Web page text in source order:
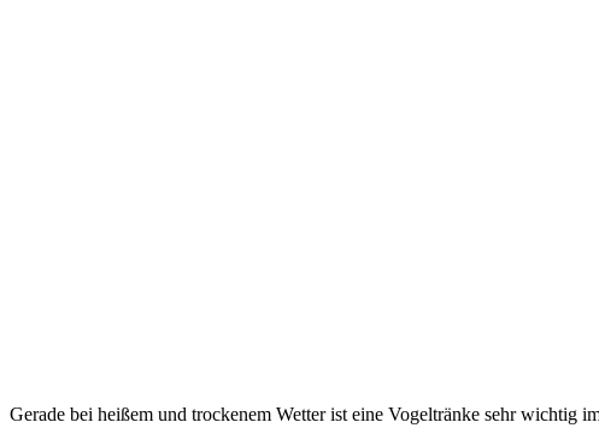
Gerade bei heißem und trockenem Wetter ist eine Vogeltränke sehr wichtig